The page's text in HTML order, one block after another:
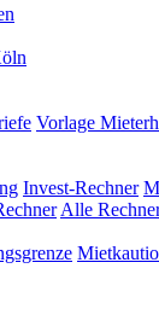
Vorlage
Invest-Rechner
Alle